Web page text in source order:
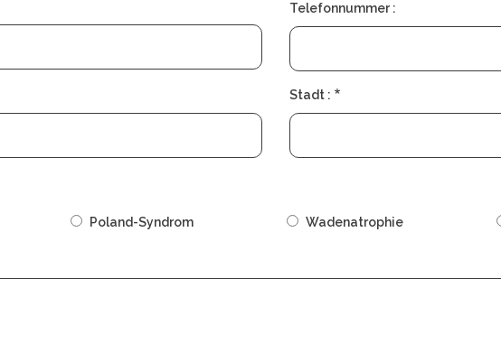
Telefonnummer :
Stadt :
Poland-Syndrom Wadenatrophie